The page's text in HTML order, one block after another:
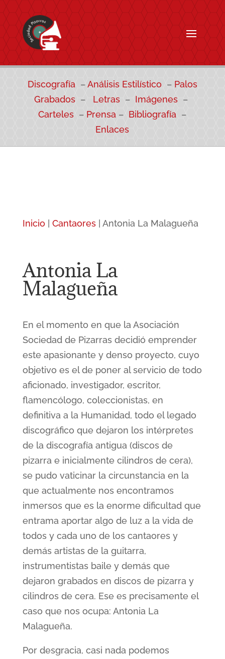
Discografía –Análisis Estilístico – Palos
Grabados – Letras – Imágenes –
Carteles – Prensa – Bibliografía –
Enlaces
Inicio Cantaores| Antonia La Malagueña
Antonia La
Malagueña
En el momento en que la Asociación
Sociedad de Pizarras decidió emprender
este apasionante y denso proyecto, cuyo
objetivo es el de poner al servicio de todo
aficionado, investigador, escritor,
flamencólogo, coleccionistas, en
definitiva a la Humanidad, todo el legado
discográfico que dejaron los intérpretes
de la discografía antigua (discos de
pizarra e inicialmente cilindros de cera),
se pudo vaticinar la circunstancia en la
que actualmente nos encontramos
inmersos que es la enorme dificultad que
entrama aportar algo de luz a la vida de
todos y cada uno de los cantaores y
demás artistas de la guitarra,
instrumentistas baile y demás que
dejaron grabados en discos de pizarra y
cilindros de cera. Ese es precisamente el
caso que nos ocupa: Antonia La
Malagueña.
Por desgracia, casi nada podemos